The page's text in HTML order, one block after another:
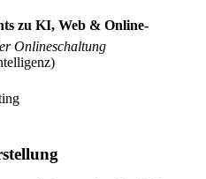
zu KI, Web & Online-
Onlineschaltung